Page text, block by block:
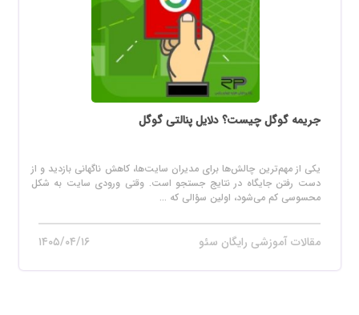
جریمه گوگل چیست؟ دلایل پنالتی گوگل
یکی از مهم‌ترین چالش‌ها برای مدیران سایت‌ها، کاهش ناگهانی بازدید و از
دست رفتن جایگاه در نتایج جستجو است. وقتی ورودی سایت به شکل
محسوسی کم می‌شود، اولین سؤالی که ...
مقالات آموزشی رایگان سئو ۱۴۰۵/۰۴/۱۶